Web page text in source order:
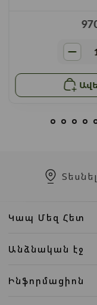
Կապ Մեզ Հետ
Անձնական էջ
Ինֆորմացիոն